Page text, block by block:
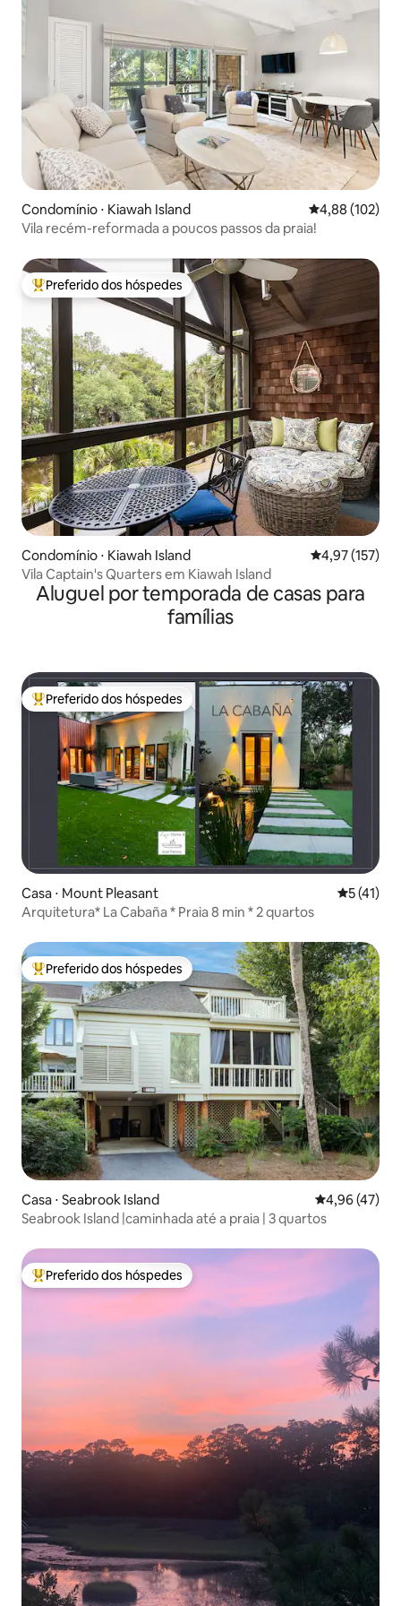
Condomínio ⋅ Kiawah Island 4,88 de uma
4,88 (102)
Vila recém-reformada a poucos passos da praia!
Entre os melhores preferidos dos hóspedes
Preferido dos hóspedes
Condomínio ⋅ Kiawah Island 4,97 de uma
4,97 (157)
Vila Captain's Quarters em Kiawah Island
Aluguel por temporada de casas para
famílias
Entre os melhores preferidos dos hóspedes
Preferido dos hóspedes
Casa ⋅ Mount Pleasant 5 de uma
5 (41)
Arquitetura* La Cabaña * Praia 8 min * 2 quartos
Entre os melhores preferidos dos hóspedes
Preferido dos hóspedes
Casa ⋅ Seabrook Island 4,96 de uma
4,96 (47)
Seabrook Island |caminhada até a praia | 3 quartos
Entre os melhores preferidos dos hóspedes
Preferido dos hóspedes